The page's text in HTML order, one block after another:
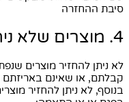
סיבת ההחזרה
4. מוצרים שלא ניתן להחזיר
לא ניתן להחזיר מוצרים
קבלתם, או שאינם באריזתם
בנוסף, לא ניתן להחזיר